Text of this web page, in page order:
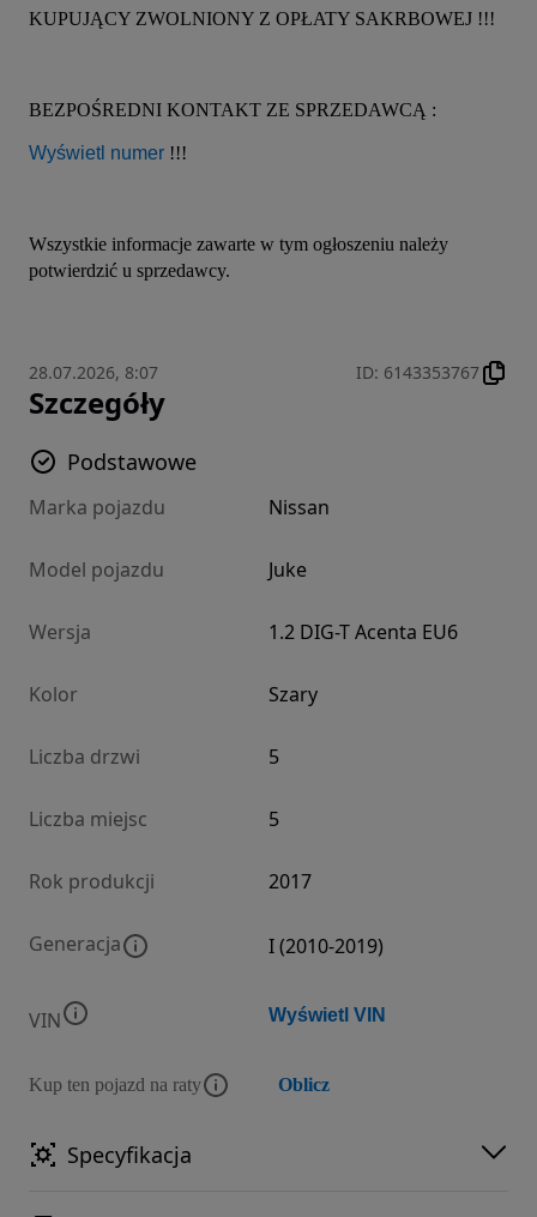
KUPUJĄCY ZWOLNIONY Z OPŁATY SAKRBOWEJ !!!
BEZPOŚREDNI KONTAKT ZE SPRZEDAWCĄ :
Wyświetl numer !!!
Wszystkie informacje zawarte w tym ogłoszeniu należy
potwierdzić u sprzedawcy.
28.07.2026, 8:07 ID: 6143353767
Szczegóły
Podstawowe
Marka pojazdu Nissan
Model pojazdu Juke
Wersja 1.2 DIG-T Acenta EU6
Kolor Szary
Liczba drzwi 5
Liczba miejsc 5
Rok produkcji 2017
Generacja I (2010-2019)
VIN Wyświetl VIN
Kup ten pojazd na raty Oblicz
Specyfikacja